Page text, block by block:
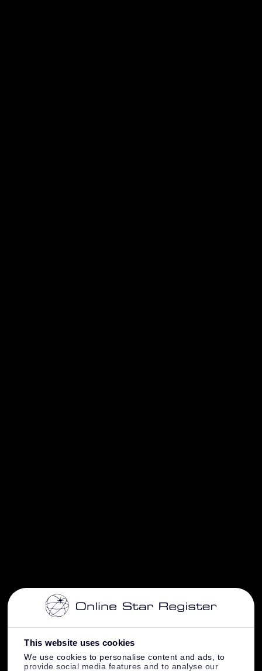
This website uses cookies
We use cookies to personalise content and ads, to
provide social media features and to analyse our